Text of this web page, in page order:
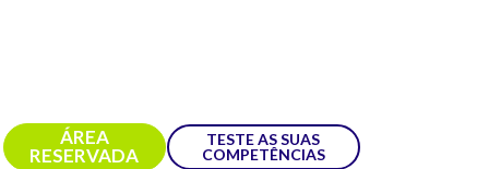
ÁREA
RESERVADA
TESTE AS SUAS
COMPETÊNCIAS